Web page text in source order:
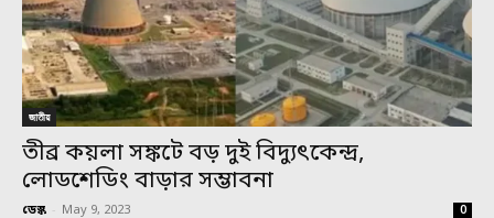
জাতীয়
তীব্র কয়লা সঙ্কটে বড় দুই বিদ্যুৎকেন্দ্র,
লোডশেডিং বাড়ার সম্ভাবনা
ডেস্ক - May 9, 2023 0